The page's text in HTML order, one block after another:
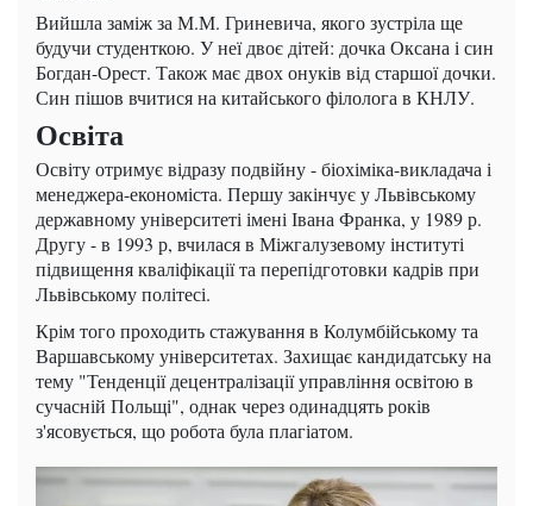
Вийшла заміж за М.М. Гриневича, якого зустріла ще
будучи студенткою. У неї двоє дітей: дочка Оксана і син
Богдан-Орест. Також має двох онуків від старшої дочки.
Син пішов вчитися на китайського філолога в КНЛУ.
Освіта
Освіту отримує відразу подвійну - біохіміка-викладача і
менеджера-економіста. Першу закінчує у Львівському
державному університеті імені Івана Франка, у 1989 р.
Другу - в 1993 р, вчилася в Міжгалузевому інституті
підвищення кваліфікації та перепідготовки кадрів при
Львівському політесі.
Крім того проходить стажування в Колумбійському та
Варшавському університетах. Захищає кандидатську на
тему "Тенденції децентралізації управління освітою в
сучасній Польщі", однак через одинадцять років
з'ясовується, що робота була плагіатом.